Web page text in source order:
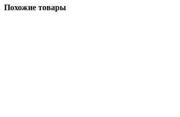
Похожие товары